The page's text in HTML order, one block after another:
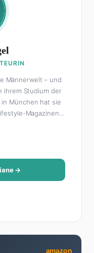
Männerwelt – und
ihrem Studium der
München hat sie
Magazinen
sie über alles, was
Design und
bis hin zu
gerne lesen.
was Frauen an
Tipps basieren
wurde schon
→
amazon